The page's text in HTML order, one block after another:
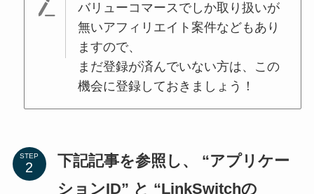
バリューコマースでしか取り扱いが
無いアフィリエイト案件などもあり
ますので、
まだ登録が済んでいない方は、この
機会に登録しておきましょう！
STEP
下記記事を参照し、 “アプリケー
ションID” と “LinkSwitchの